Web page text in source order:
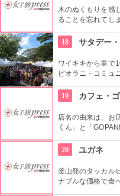
木のぬくもりを感
ることを忘れてし
の「おもてなし」
ホテル？とため息
18 サタデー
ワイキキから車で
ピオラニ・コミュ
食べたくなっちゃ
市なので、売り切
てみよう。
19 カフェ・
店名の由来は、お
くん」と「
や生のフルーツを
足なメニューが豊
過ごせます。
20 ユガネ
釜山発のタッカル
ナブルな価格で食